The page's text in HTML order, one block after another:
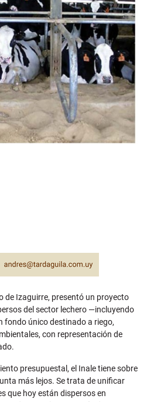
de Izaguirre, presentó un proyecto
del sector lechero —incluyendo
fondo único destinado a riego,
con representación de
presupuestal, el Inale tiene sobre
más lejos. Se trata de unificar
que hoy están dispersos en